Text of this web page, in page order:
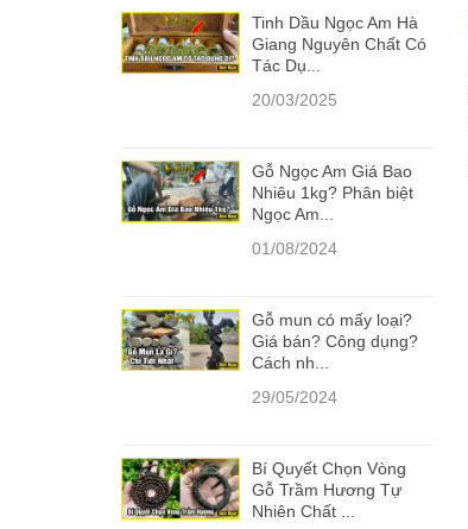
Tinh Dầu Ngọc Am Hà
Giang Nguyên Chất Có
Tác Dụ...
20/03/2025
Gỗ Ngọc Am Giá Bao
Nhiêu 1kg? Phân biệt
Ngọc Am...
01/08/2024
Gỗ mun có mấy loại?
Giá bán? Công dụng?
Cách nh...
29/05/2024
Bí Quyết Chọn Vòng
Gỗ Trầm Hương Tự
Nhiên Chất ...